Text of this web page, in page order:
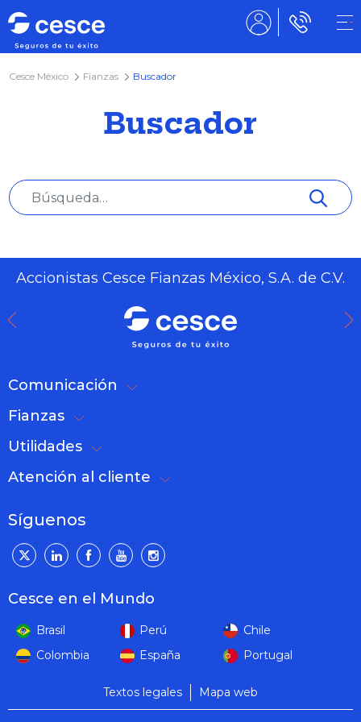
Cesce México Fianzas Buscador
Buscador
Accionistas Cesce Fianzas México, S.A. de C.V.
Comunicación
Fianzas
Utilidades
Atención al cliente
Síguenos
Cesce en el Mundo
Brasil Perú
Chile
Colombia
España Portugal
Textos legales Mapa web